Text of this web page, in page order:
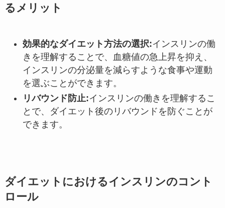
るメリット
効果的なダイエット方法の選択:インスリンの働
きを理解することで、血糖値の急上昇を抑え、
インスリンの分泌量を減らすような食事や運動
を選ぶことができます。
リバウンド防止:インスリンの働きを理解するこ
とで、ダイエット後のリバウンドを防ぐことが
できます。
ダイエットにおけるインスリンのコント
ロール